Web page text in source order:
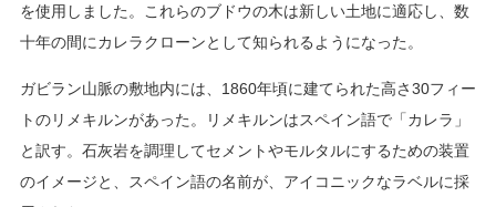
を使用しました。これらのブドウの木は新しい土地に適応し、数
十年の間にカレラクローンとして知られるようになった。
ガビラン山脈の敷地内には、1860年頃に建てられた高さ30フィー
トのリメキルンがあった。リメキルンはスペイン語で「カレラ」
と訳す。石灰岩を調理してセメントやモルタルにするための装置
のイメージと、スペイン語の名前が、アイコニックなラベルに採